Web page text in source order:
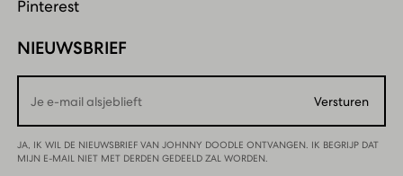
Pinterest
NIEUWSBRIEF
Versturen
JA, IK WIL DE NIEUWSBRIEF VAN JOHNNY DOODLE ONTVANGEN. IK BEGRIJP DAT
MIJN E-MAIL NIET MET DERDEN GEDEELD ZAL WORDEN.